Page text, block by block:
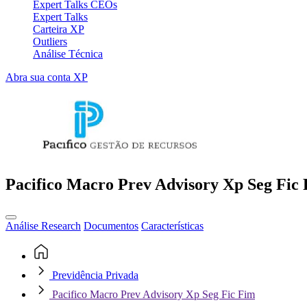
Expert Talks CEOs
Expert Talks
Carteira XP
Outliers
Análise Técnica
Abra sua conta XP
Pacifico Macro Prev Advisory Xp Seg Fic
Análise Research Documentos Características
Previdência Privada
Pacifico Macro Prev Advisory Xp Seg Fic Fim